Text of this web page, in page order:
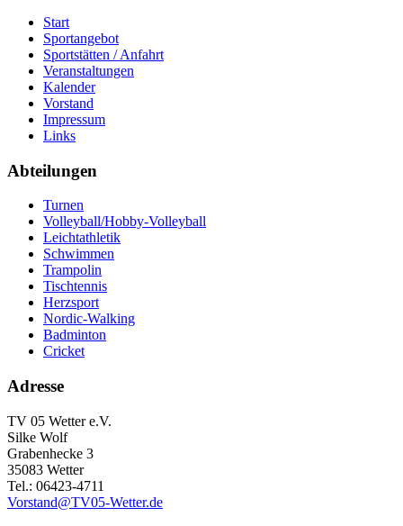
Start
Sportangebot
Sportstätten / Anfahrt
Veranstaltungen
Kalender
Vorstand
Impressum
Links
Abteilungen
Turnen
Volleyball/Hobby-Volleyball
Leichtathletik
Schwimmen
Trampolin
Tischtennis
Herzsport
Nordic-Walking
Badminton
Cricket
Adresse
TV 05 Wetter e.V.
Silke Wolf
Grabenhecke 3
35083 Wetter
Tel.: 06423-4711
Vorstand@TV05-Wetter.de